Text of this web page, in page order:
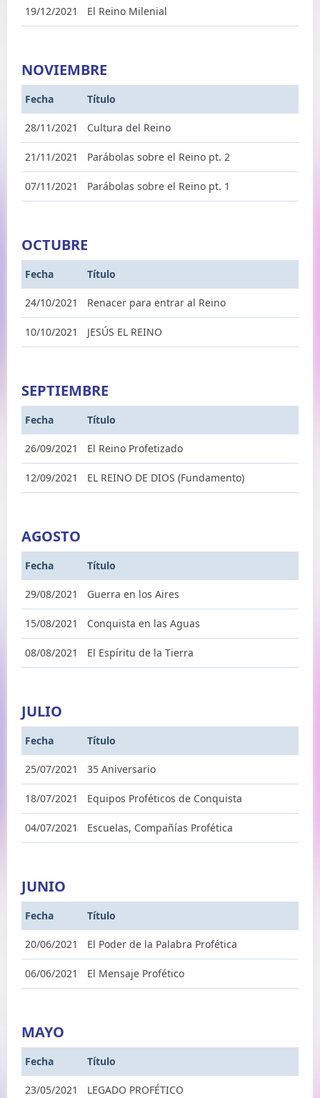
19/12/2021 El Reino Milenial
NOVIEMBRE
Fecha Título
28/11/2021 Cultura del Reino
21/11/2021 Parábolas sobre el Reino pt. 2
07/11/2021 Parábolas sobre el Reino pt. 1
OCTUBRE
Fecha Título
24/10/2021 Renacer para entrar al Reino
10/10/2021 JESÚS EL REINO
SEPTIEMBRE
Fecha Título
26/09/2021 El Reino Profetizado
12/09/2021 EL REINO DE DIOS (Fundamento)
AGOSTO
Fecha Título
29/08/2021 Guerra en los Aires
15/08/2021 Conquista en las Aguas
08/08/2021 El Espíritu de la Tierra
JULIO
Fecha Título
25/07/2021 35 Aniversario
18/07/2021 Equipos Proféticos de Conquista
04/07/2021 Escuelas, Compañías Profética
JUNIO
Fecha Título
20/06/2021 El Poder de la Palabra Profética
06/06/2021 El Mensaje Profético
MAYO
Fecha Título
23/05/2021 LEGADO PROFÉTICO